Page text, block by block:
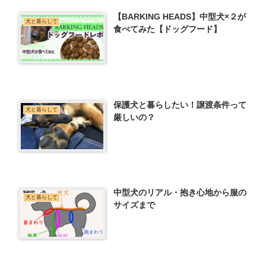
犬と暮らして
【BARKING HEADS】中型犬×２が
食べてみた【ドッグフード】
犬と暮らして
保護犬と暮らしたい！譲渡条件って
厳しいの？
犬と暮らして
中型犬のリアル・抱き心地から服の
サイズまで